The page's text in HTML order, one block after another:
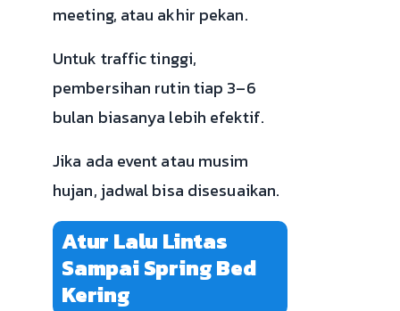
meeting, atau akhir pekan.
Untuk traffic tinggi,
pembersihan rutin tiap 3–6
bulan biasanya lebih efektif.
Jika ada event atau musim
hujan, jadwal bisa disesuaikan.
Atur Lalu Lintas
Sampai Spring Bed
Kering